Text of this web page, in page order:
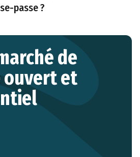
passe ?
de
ouvert et